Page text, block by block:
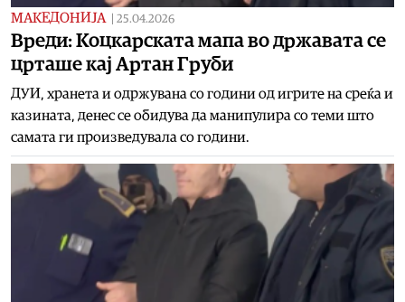
МАКЕДОНИЈА 25.04.2026
Вреди: Коцкарската мапа во државата се
црташе кај Артан Груби
ДУИ, хранета и одржувана со години од игрите на среќа и
казината, денес се обидува да манипулира со теми што
самата ги произведувала со години.